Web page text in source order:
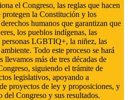
el Congreso, las reglas que hacen
la Constitución y los
humanos que garantizan que
los pueblos indígenas, las
personas LGBTIQ+, la niñez, las
Todo este proceso se hará
llevamos más de tres décadas de
siguiendo el trámite de
legislativos, apoyando a
proyectos de ley y proposiciones, y
Congreso y sus resultados.